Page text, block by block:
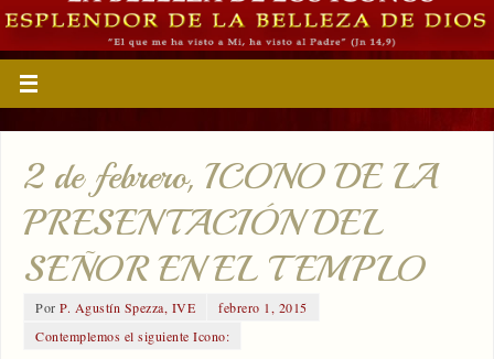
2 de febrero, ICONO DE LA
PRESENTACIÓN DEL
SEÑOR EN EL TEMPLO
PorP. Agustín Spezza, IVE
febrero 1, 2015
Contemplemos el siguiente Icono: